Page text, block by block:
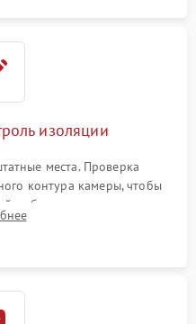
изоляции
места. Проверка
контура камеры, чтобы
мебели и потерю тепла.
сборка корпуса шкафа.